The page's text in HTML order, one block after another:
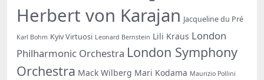
Herbert von Karajan Jacqueline du Pré
Karl Bohm Kyiv Virtuosi Leonard Bernstein Lili Kraus London
Philharmonic Orchestra London Symphony
Orchestra Mack Wilberg Mari Kodama Maurizio Pollini